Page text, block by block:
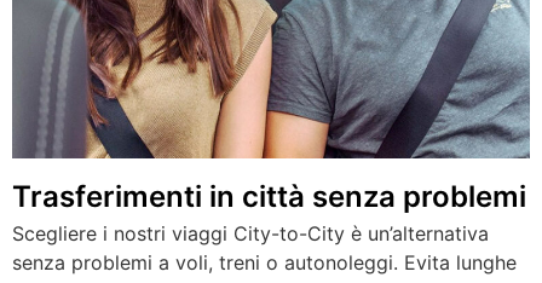
Trasferimenti in città senza problemi
Scegliere i nostri viaggi City-to-City è un’alternativa
senza problemi a voli, treni o autonoleggi. Evita lunghe